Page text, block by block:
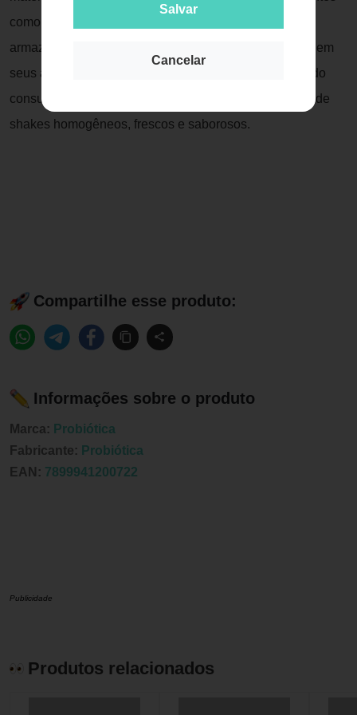
Salvar
Cancelar
como frias. Sua resistência também permite ser
armazenada em freezer. Pó e líquido ficam separados em
seus arrojados compartimentos e misturados na hora do
consumo. Assim, a Coqueteleira Probiótica é garantia de
shakes homogêneos, frescos e saborosos.
Compartilhe esse produto:
Informações sobre o produto
Marca: Probiótica
Fabricante: Probiótica
EAN: 7899941200722
Publicidade
Produtos relacionados